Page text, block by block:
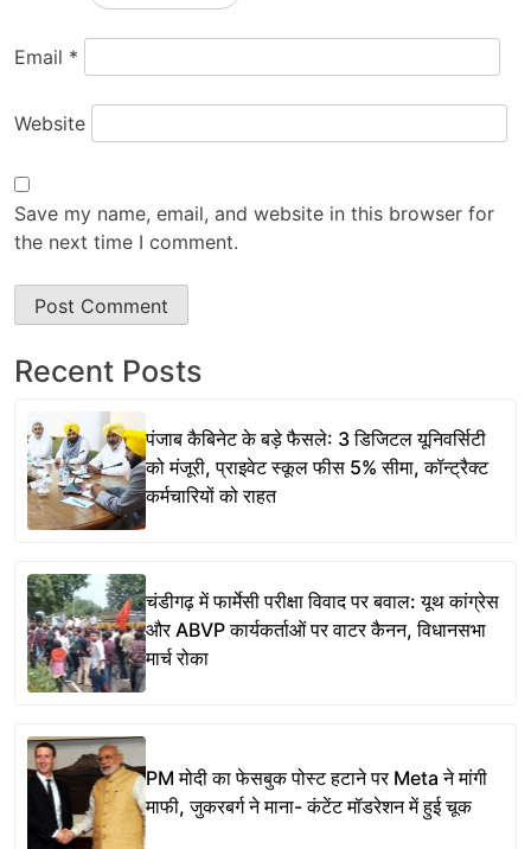
Email *
Website
Save my name, email, and website in this browser for
the next time I comment.
Recent Posts
पंजाब कैबिनेट के बड़े फैसले: 3 डिजिटल यूनिवर्सिटी
को मंजूरी, प्राइवेट स्कूल फीस 5% सीमा, कॉन्ट्रैक्ट
कर्मचारियों को राहत
चंडीगढ़ में फार्मेसी परीक्षा विवाद पर बवाल: यूथ कांग्रेस
और ABVP कार्यकर्ताओं पर वाटर कैनन, विधानसभा
मार्च रोका
PM मोदी का फेसबुक पोस्ट हटाने पर Meta ने मांगी
माफी, जुकरबर्ग ने माना- कंटेंट मॉडरेशन में हुई चूक